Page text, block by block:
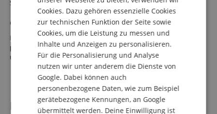
Schwerpunkt möglichst zu zentrieren.
Optimale Raumnutzung
Dank platzsparendem, stapelbarem Design und
passgenauen Schutzhüllen kannst Du Deine Topteile sicher
und effizient lagern und transportieren.
Features
FRENCH
SPANISH
Cookies. Dazu gehören essenzielle Cookies
zur technischen Funktion der Seite sowie
Cookies, um die Leistung zu messen und
Inhalte und Anzeigen zu personalisieren.
Für die Personalisierung und Analyse
nutzen wir unter anderem die Dienste von
Google. Dabei können auch
personenbezogene Daten, wie zum Beispiel
gerätebezogene Kennungen, an Google
übermittelt werden. Deine Einwilligung ist